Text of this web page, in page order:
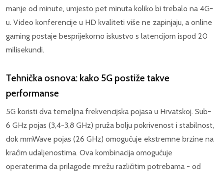
manje od minute, umjesto pet minuta koliko bi trebalo na 4G-
u. Video konferencije u HD kvaliteti više ne zapinjaju, a online
gaming postaje besprijekorno iskustvo s latencijom ispod 20
milisekundi.
Tehnička osnova: kako 5G postiže takve
performanse
5G koristi dva temeljna frekvencijska pojasa u Hrvatskoj. Sub-
6 GHz pojas (3,4-3,8 GHz) pruža bolju pokrivenost i stabilnost,
dok mmWave pojas (26 GHz) omogućuje ekstremne brzine na
kraćim udaljenostima. Ova kombinacija omogućuje
operaterima da prilagode mrežu različitim potrebama - od